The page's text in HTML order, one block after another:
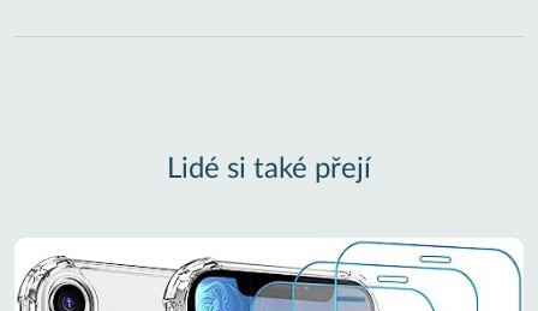
Lidé si také přejí